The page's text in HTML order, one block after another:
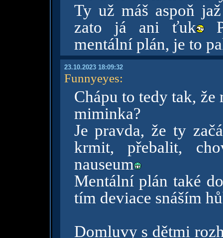
Ty už máš aspoň
zato já ani ťuk
mentální plán, je to
23.10.2023 18:09:32
Funnyeyes:
Chápu to tedy tak, že
miminka?
Je pravda, že ty
krmit, přebalit,
nauseum
Mentální plán také
tím deviace snáším
Domluvy s dětmi